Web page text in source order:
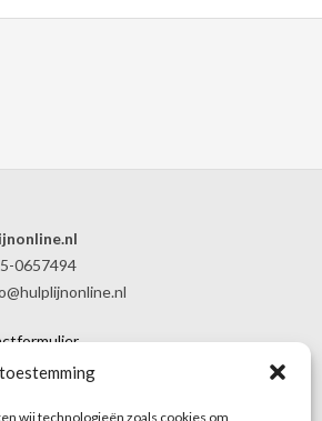
wij technologieën zoals cookies om
0657494